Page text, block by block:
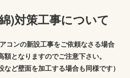
)対策工事について
コンの新設工事をご依頼なさる場合
となりますのでご注意下さい。
など壁面を加工する場合も同様です）